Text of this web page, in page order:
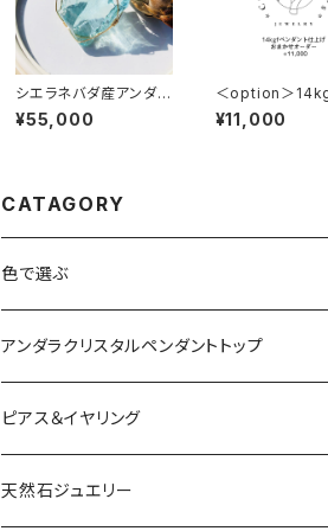
シエラネバダ産アンダラ
クリスタル★宝石質～G
em Cyan Angel～【世
¥55,000
＜option＞
ダント仕上げ★
せオーダー
¥11,000
CATAGORY
色で選ぶ
ブルー
ピンク
レッド
アンダラクリスタルペンダントトップ
Amber
Angel Aura
ピアス＆イヤリング
天然石ジュエリー